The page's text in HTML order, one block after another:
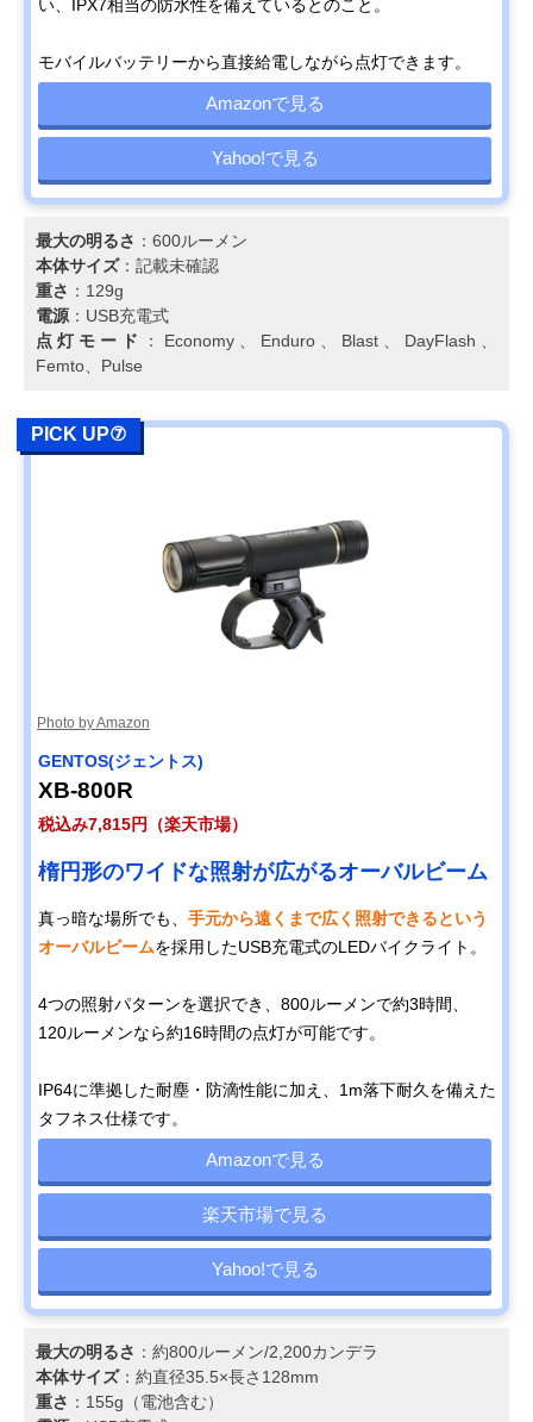
い、IPX7相当の防水性を備えているとのこと。
モバイルバッテリーから直接給電しながら点灯できます。
Amazonで見る
Yahoo!で見る
最大の明るさ ：600ルーメン
本体サイズ：記載未確認
重さ ：129g
電源 ：USB充電式
点灯モード
：Economy、Enduro、Blast、DayFlash、
Femto、Pulse
PICK UP⑦
Photo by Amazon
GENTOS(ジェントス)
XB-800R
税込み7,815円（楽天市場）
楕円形のワイドな照射が広がるオーバルビーム
真っ暗な場所でも、 手元から遠くまで広く照射できるという
オーバルビームを採用したUSB充電式のLEDバイクライト。
4つの照射パターンを選択でき、800ルーメンで約3時間、
120ルーメンなら約16時間の点灯が可能です。
IP64に準拠した耐塵・防滴性能に加え、1m落下耐久を備えた
タフネス仕様です。
Amazonで見る
楽天市場で見る
Yahoo!で見る
最大の明るさ ：約800ルーメン/2,200カンデラ
本体サイズ：約直径35.5×長さ128mm
重さ ：155g（電池含む）